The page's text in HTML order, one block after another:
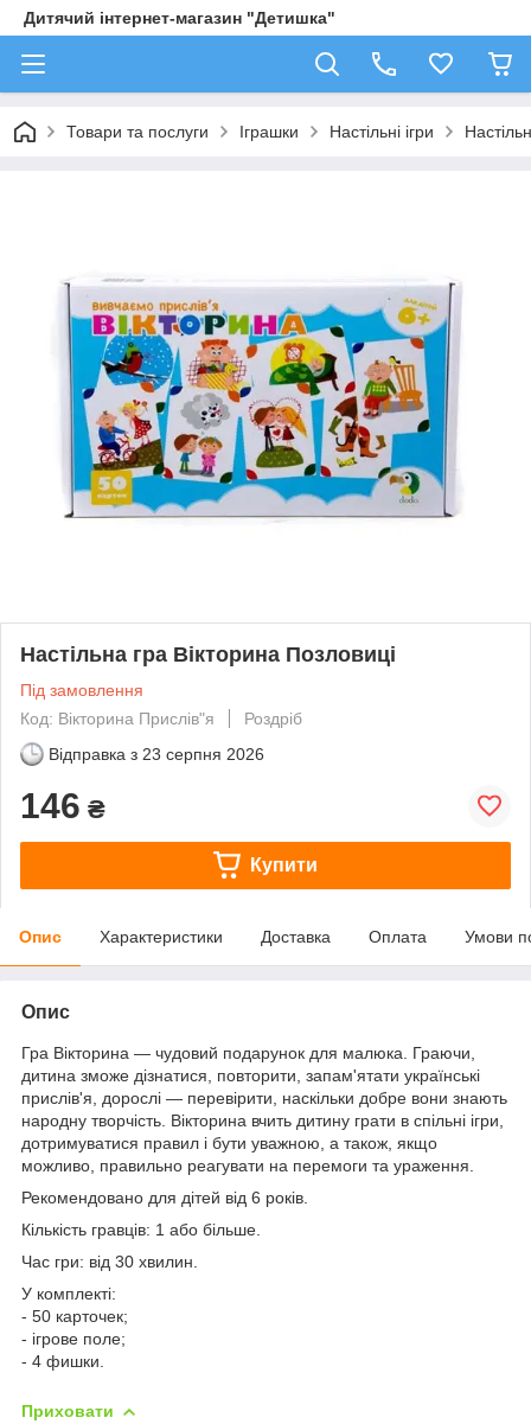
Дитячий інтернет-магазин "Детишка"
Товари та послуги Іграшки Настільні ігри
Настільна гра Вікторина Позловиці
Під замовлення
Код: Вікторина Прислів"я
Роздріб
Відправка з 23 серпня 2026
146 ₴
Купити
Опис Характеристики Доставка Оплата Умови
Опис
Гра Вікторина — чудовий подарунок для малюка. Граючи,
дитина зможе дізнатися, повторити, запам'ятати українські
прислів'я, дорослі — перевірити, наскільки добре вони знають
народну творчість. Вікторина вчить дитину грати в спільні ігри,
дотримуватися правил і бути уважною, а також, якщо
можливо, правильно реагувати на перемоги та ураження.
Рекомендовано для дітей від 6 років.
Кількість гравців: 1 або більше.
Час гри: від 30 хвилин.
У комплекті:
- 50 карточек;
- ігрове поле;
- 4 фишки.
Приховати